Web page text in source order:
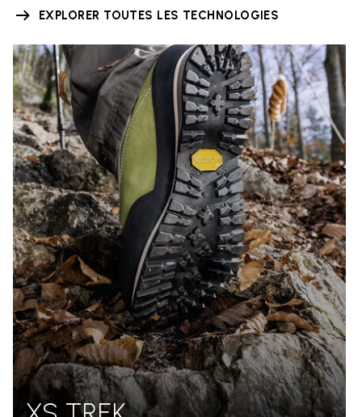
EXPLORER TOUTES LES TECHNOLOGIES